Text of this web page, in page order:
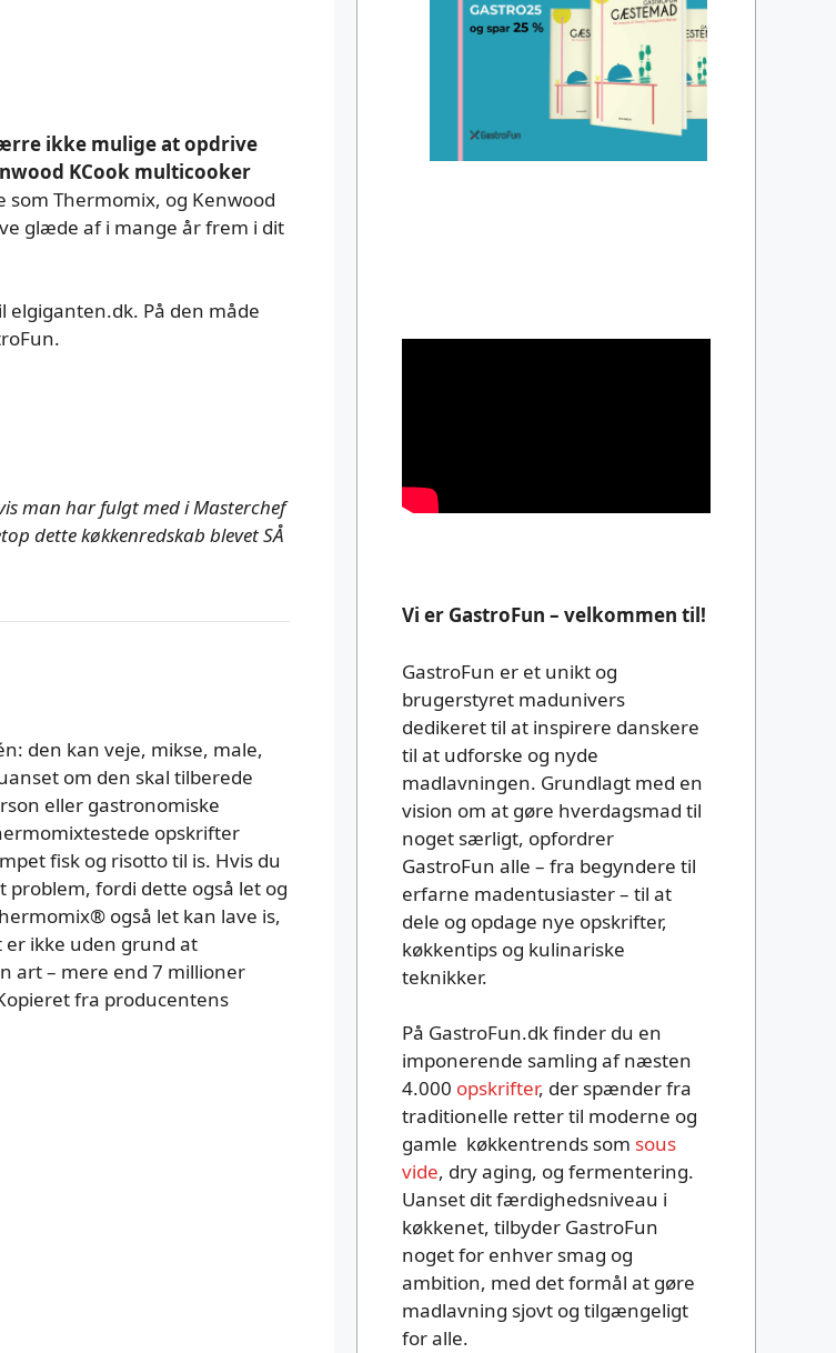
ikke mulige at opdrive
KCook multicooker
som Thermomix, og Kenwood
glæde af i mange år frem i dit
elgiganten.dk. På den måde
man har fulgt med i Masterchef
dette køkkenredskab blevet SÅ
den kan veje, mikse, male,
om den skal tilberede
eller gastronomiske
opskrifter
fisk og risotto til is. Hvis du
problem, fordi dette også let og
også let kan lave is,
ikke uden grund at
art – mere end 7 millioner
fra producentens
Vi er GastroFun – velkommen til!
GastroFun er et unikt og
brugerstyret madunivers
dedikeret til at inspirere danskere
til at udforske og nyde
madlavningen. Grundlagt med en
vision om at gøre hverdagsmad til
noget særligt, opfordrer
GastroFun alle – fra begyndere til
erfarne madentusiaster – til at
dele og opdage nye opskrifter,
køkkentips og kulinariske
teknikker.
På GastroFun.dk finder du en
imponerende samling af næsten
4.000 opskrifter, der spænder fra
traditionelle retter til moderne og
gamle køkkentrends som sous
vide, dry aging, og fermentering.
Uanset dit færdighedsniveau i
køkkenet, tilbyder GastroFun
noget for enhver smag og
ambition, med det formål at gøre
madlavning sjovt og tilgængeligt
for alle.